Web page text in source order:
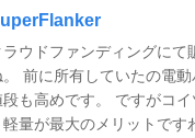
ラウドファンディングにて
。 前に所有していたの電
段も高めです。 ですがコ
軽量が最大のメリットです